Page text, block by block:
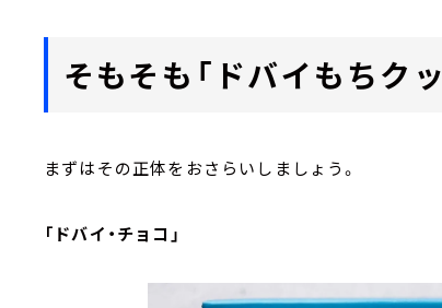
そもそも「ドバイもちク
まずはその正体をおさらいしましょう。
「ドバイ・チョコ」